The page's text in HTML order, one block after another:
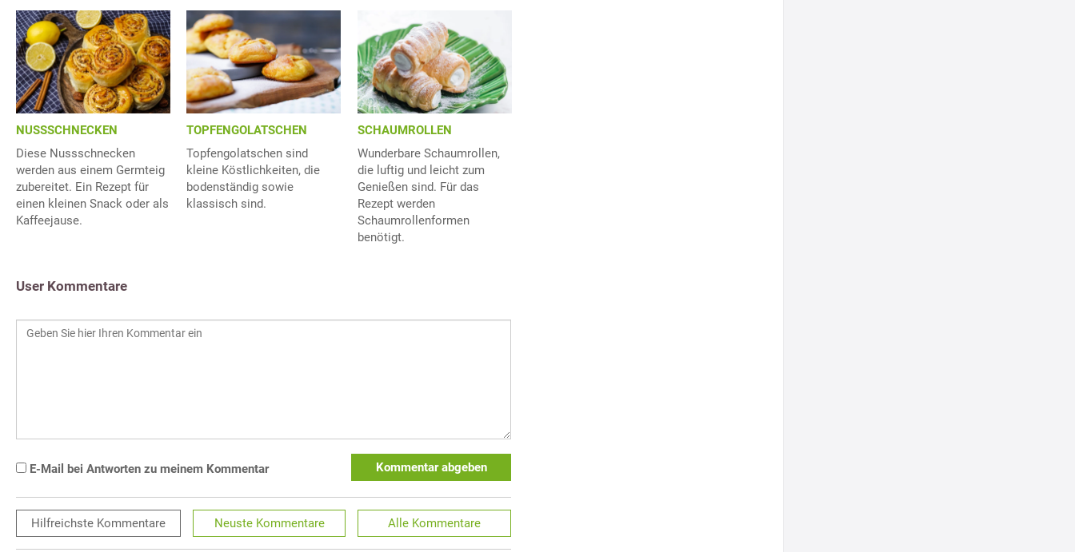
NUSSSCHNECKEN
Diese Nussschnecken
werden aus einem Germteig
zubereitet. Ein Rezept für
einen kleinen Snack oder als
Kaffeejause.
TOPFENGOLATSCHEN
Topfengolatschen sind
kleine Köstlichkeiten, die
bodenständig sowie
klassisch sind.
SCHAUMROLLEN
Wunderbare Schaumrollen,
die luftig und leicht zum
Genießen sind. Für das
Rezept werden
Schaumrollenformen
benötigt.
User Kommentare
E-Mail bei Antworten zu meinem Kommentar Kommentar abgeben
Hilfreichste Kommentare Neuste Kommentare Alle Kommentare